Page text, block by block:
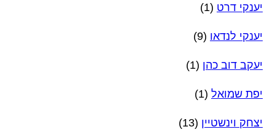
יענקי דרט (1)
יענקי לנדאו (9)
יעקב דוב כהן (1)
יפת שמואל (1)
יצחק וינשטיין (13)